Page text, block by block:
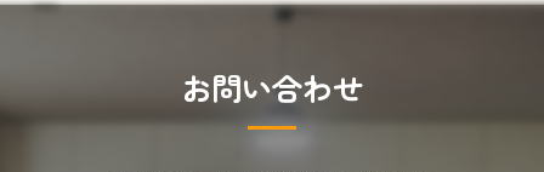
お問い合わせ